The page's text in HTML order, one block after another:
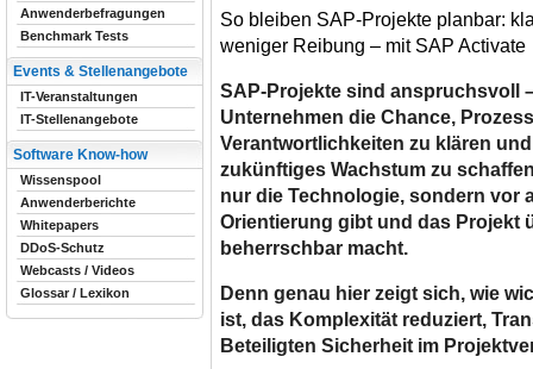
So bleiben SAP-Projekte planbar:
weniger Reibung – mit SAP Activate
SAP-Projekte sind anspruchsvoll
Unternehmen die Chance,
Verantwortlichkeiten zu klären
zukünftiges Wachstum zu
nur die Technologie, sondern vor
Orientierung gibt und das Projekt
beherrschbar macht.
Denn genau hier zeigt sich, wie
ist, das Komplexität reduziert,
Beteiligten Sicherheit im
Anwenderbefragungen
Benchmark Tests
Events & Stellenangebote
IT-Veranstaltungen
IT-Stellenangebote
Software Know-how
Wissenspool
Anwenderberichte
Whitepapers
DDoS-Schutz
Webcasts / Videos
Glossar / Lexikon